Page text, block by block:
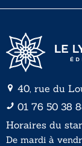
40, rue du
01 76 50 38
Horaires du
De mardi à